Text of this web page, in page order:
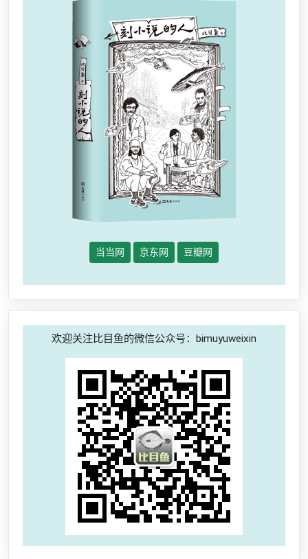
当当网 京东网 豆瓣网
欢迎关注比目鱼的微信公众号：bimuyuweixin